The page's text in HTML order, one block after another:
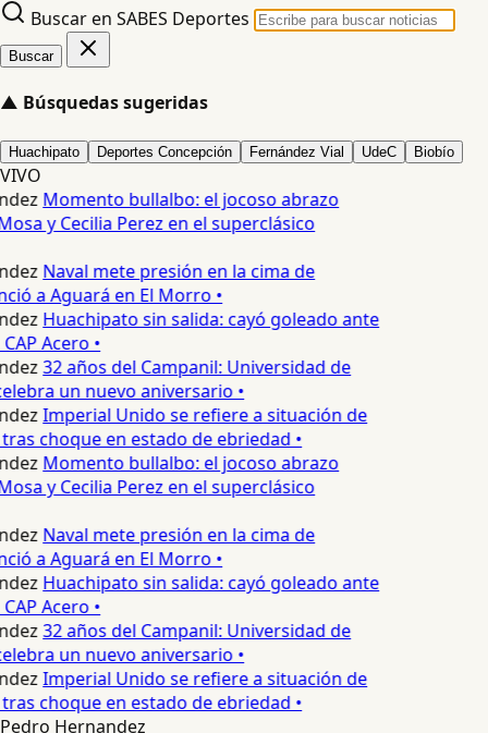
Buscar en SABES Deportes
Buscar
▲ Búsquedas sugeridas
Huachipato Deportes Concepción Fernández Vial UdeC Biobío
VIVO
Momento bullalbo: el jocoso abrazo
y Cecilia Perez en el superclásico
Naval mete presión en la cima de
a Aguará en El Morro •
Huachipato sin salida: cayó goleado ante
Acero •
32 años del Campanil: Universidad de
un nuevo aniversario •
Imperial Unido se refiere a situación de
choque en estado de ebriedad •
Momento bullalbo: el jocoso abrazo
y Cecilia Perez en el superclásico
Naval mete presión en la cima de
a Aguará en El Morro •
Huachipato sin salida: cayó goleado ante
Acero •
32 años del Campanil: Universidad de
un nuevo aniversario •
Imperial Unido se refiere a situación de
choque en estado de ebriedad •
Pedro Hernandez